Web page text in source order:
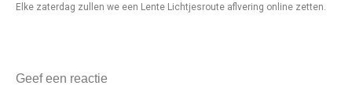
Elke zaterdag zullen we een Lente Lichtjesroute aflvering online zetten.
Geef een reactie